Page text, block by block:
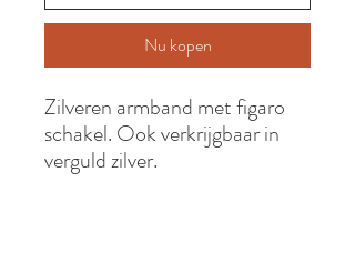
Nu kopen
Zilveren armband met figaro
schakel. Ook verkrijgbaar in
verguld zilver.